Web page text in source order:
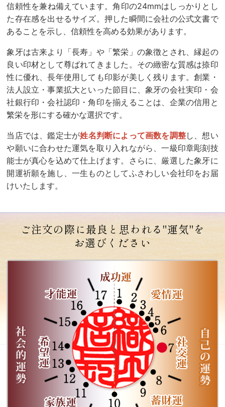
信頼性を兼ね備えています。角印の24mmはしっかりとし
た存在感を出せるサイズ。押した瞬間に会社の公式文書で
あることを示し、信頼性を高める効果があります。
象牙は古来より「長寿」や「繁栄」の象徴とされ、縁起の
良い印材として尊ばれてきました。その緻密な質感は捺印
性に優れ、長年使用しても印影が美しく残ります。創業・
法人設立・事業拡大といった節目に、象牙の会社実印・会
社銀行印・会社認印・角印を揃えることは、企業の信用と
繁栄を形にする確かな選択です。
当店では、鑑定士が姓名判断によって画数を調整し、想い
や願いに合わせた運気を取り入れながら、一級印章彫刻技
能士が真心を込めて仕上げます。さらに、厳選した象牙に
開運祈願を施し、一生ものとしてふさわしい会社印をお届
けいたします。
ご注文の際に最良と思われる"運気"を
お選びください